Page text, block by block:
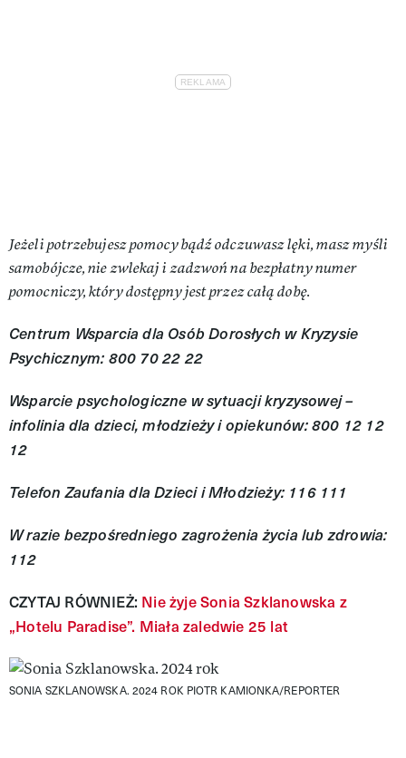
Jeżeli potrzebujesz pomocy bądź odczuwasz lęki, masz myśli
samobójcze, nie zwlekaj i zadzwoń na bezpłatny numer
pomocniczy, który dostępny jest przez całą dobę.
Centrum Wsparcia dla Osób Dorosłych w Kryzysie
Psychicznym: 800 70 22 22
Wsparcie psychologiczne w sytuacji kryzysowej –
infolinia dla dzieci, młodzieży i opiekunów: 800 12 12
12
Telefon Zaufania dla Dzieci i Młodzieży: 116 111
W razie bezpośredniego zagrożenia życia lub zdrowia:
112
CZYTAJ RÓWNIEŻ: Nie żyje Sonia Szklanowska z
„Hotelu Paradise”. Miała zaledwie 25 lat
SONIA SZKLANOWSKA. 2024 ROK PIOTR KAMIONKA/REPORTER